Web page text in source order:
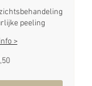
peeling
>